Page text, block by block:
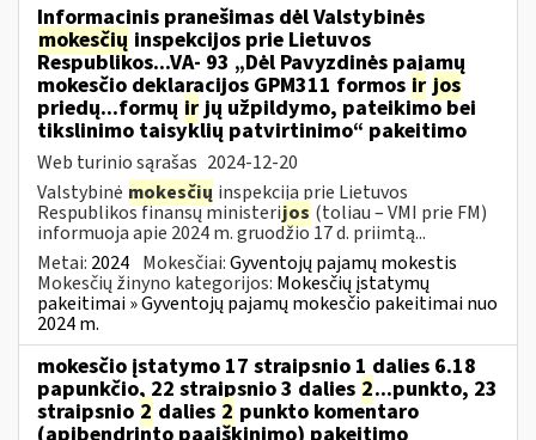
Informacinis pranešimas dėl Valstybinės
mokesčių inspekcijos prie Lietuvos
Respublikos...VA- 93 „Dėl Pavyzdinės pajamų
mokesčio deklaracijos GPM311 formos ir jos
priedų...formų irjų užpildymo, pateikimo bei
tikslinimo taisyklių patvirtinimo“ pakeitimo
Web turinio sąrašas 2024-12-20
Valstybinė mokesčių inspekcija prie Lietuvos
Respublikos finansų ministerijos (toliau – VMI prie FM)
informuoja apie 2024 m. gruodžio 17 d. priimtą...
Metai: 2024 Mokesčiai:Gyventojų pajamų mokestis
Mokesčių žinyno kategorijos: Mokesčių įstatymų
pakeitimai » Gyventojų pajamų mokesčio pakeitimai nuo
2024 m.
mokesčio įstatymo 17 straipsnio 1 dalies 6.18
papunkčio, 22 straipsnio 3 dalies 2...punkto, 23
straipsnio 2 dalies 2 punkto komentaro
(apibendrinto paaiškinimo) pakeitimo